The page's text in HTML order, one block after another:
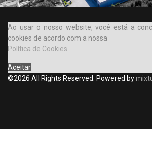
Ao usar o nosso website, você está a
cookies de acordo com a nossa
Política de Cookies
Aceitar
©2026 All Rights Reserved. Powered by